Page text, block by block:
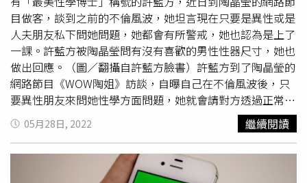
目做客，談到之前的不倫風波，她坦言現在只要是異性或是
人夫朋友私下問她問題，她都會有所警戒，她也認為是上了
一課。許藍方被陶晶瑩問有沒有喜歡的男性性器尺寸，她也
做出回應。（圖／翻攝自許藍方臉書）許藍方到了陶晶瑩的
網路節目《WOW陶姐》訪談，自曝自己在不倫風波後，只
要異性朋友來問她性學方面問題，她就會請對方透過正常管
道詢問，到粉專或其他方式，不再私下回答他們問題，避免
再度陷入不倫風波中。她也認為至今感情路最受挫的事，
「遇過最大的困難還在官司中。」，並表示自己只有教過3
個男朋友，生活相對單純許多。許藍方也表示，至今沒遇過
05月28日, 2022 繼續閱讀